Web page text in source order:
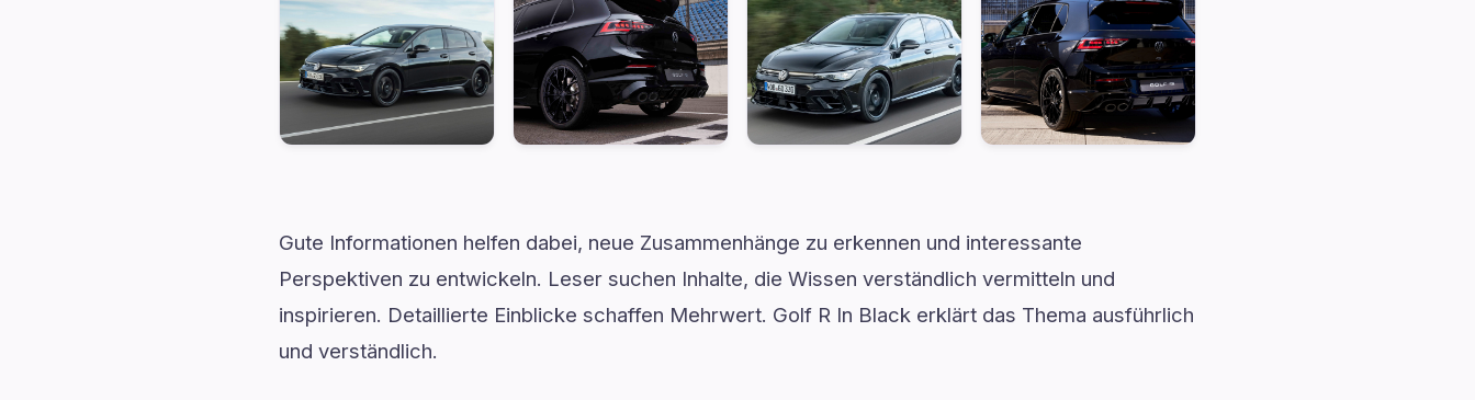
Gute Informationen helfen dabei, neue Zusammenhänge zu erkennen und interessante
Perspektiven zu entwickeln. Leser suchen Inhalte, die Wissen verständlich vermitteln und
inspirieren. Detaillierte Einblicke schaffen Mehrwert. Golf R In Black erklärt das Thema ausführlich
und verständlich.